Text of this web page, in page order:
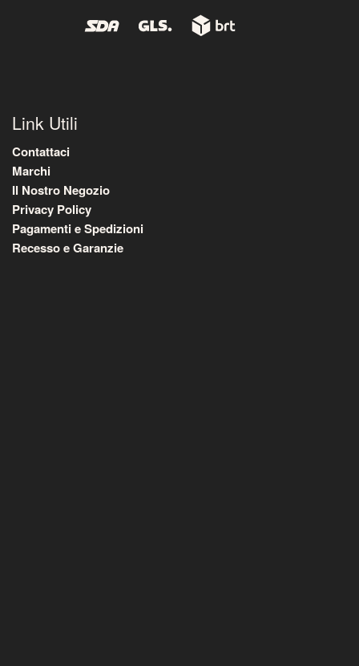
Link Utili
Contattaci
Marchi
Il Nostro Negozio
Privacy Policy
Pagamenti e Spedizioni
Recesso e Garanzie